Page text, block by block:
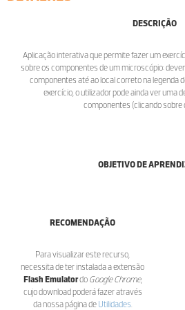
DESCRIÇÃO
Aplicação interativa que permite fazer um
sobre os componentes de um microscópio:
componentes até ao local correto na legenda
exercício, o utilizador pode ainda ver uma
componentes (clicando sobre
OBJETIVO DE
RECOMENDAÇÃO
Para visualizar este recurso,
necessita de ter instalada a extensão
Flash Emulatordo Google Chrome,
cujo download poderá fazer através
da nossa página de Utilidades